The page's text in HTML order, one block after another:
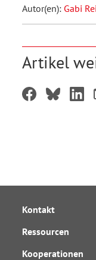
Autor(en): Gabi
Artikel
Kontakt
Ressourcen
Kooperationen